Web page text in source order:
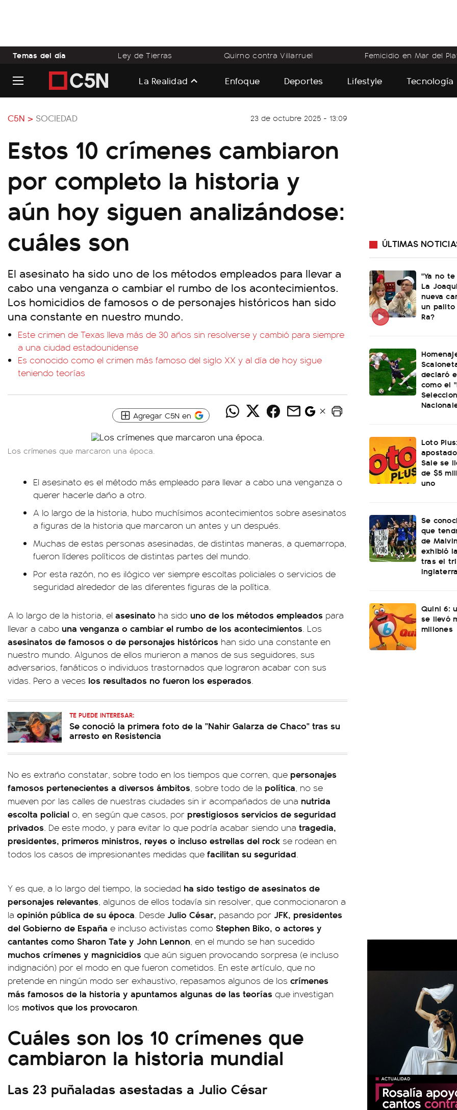
Temas del día Ley de Tierras Quirno contra Villarruel Femicidio en Mar del
La Realidad Enfoque Deportes Lifestyle Tecnología
C5N > SOCIEDAD 23 de octubre 2025 - 13:09
Estos 10 crímenes cambiaron
por completo la historia y
aún hoy siguen analizándose:
cuáles son
El asesinato ha sido uno de los métodos empleados para llevar a
cabo una venganza o cambiar el rumbo de los acontecimientos.
Los homicidios de famosos o de personajes históricos han sido
una constante en nuestro mundo.
Este crimen de Texas lleva más de 30 años sin resolverse y cambió para siempre
a una ciudad estadounidense
Es conocido como el crimen más famoso del siglo XX y al día de hoy sigue
teniendo teorías
Agregar C5N en
Los crímenes que marcaron una época.
El asesinato es el método más empleado para llevar a cabo una venganza o
querer hacerle daño a otro.
A lo largo de la historia, hubo muchísimos acontecimientos sobre asesinatos
a figuras de la historia que marcaron un antes y un después.
Muchas de estas personas asesinadas, de distintas maneras, a quemarropa,
fueron líderes políticos de distintas partes del mundo.
Por esta razón, no es ilógico ver siempre escoltas policiales o servicios de
seguridad alrededor de las diferentes figuras de la política.
A lo largo de la historia, el asesinato ha sido uno de los métodos empleados para
llevar a cabo una venganza o cambiar el rumbo de los acontecimientos. Los
asesinatos de famosos o de personajes históricos han sido una constante en
nuestro mundo. Algunos de ellos murieron a manos de sus seguidores, sus
adversarios, fanáticos o individuos trastornados que lograron acabar con sus
vidas. Pero a veces los resultados no fueron los esperados.
TE PUEDE INTERESAR:
Se conoció la primera foto de la "Nahir Galarza de Chaco" tras su
arresto en Resistencia
No es extraño constatar, sobre todo en los tiempos que corren, que personajes
famosos pertenecientes a diversos ámbitos, sobre todo de la política, no se
mueven por las calles de nuestras ciudades sin ir acompañados de una nutrida
escolta policial o, en según que casos, por prestigiosos servicios de seguridad
privados. De este modo, y para evitar lo que podría acabar siendo una tragedia,
presidentes, primeros ministros, reyes o incluso estrellas del rock se rodean en
todos los casos de impresionantes medidas que facilitan su seguridad.
Y es que, a lo largo del tiempo, la sociedad ha sido testigo de asesinatos de
personajes relevantes, algunos de ellos todavía sin resolver, que conmocionaron a
la opinión pública de su época. Desde Julio César, pasando por JFK, presidentes
del Gobierno de España e incluso activistas como Stephen Biko, o actores y
cantantes como Sharon Tate y John Lennon, en el mundo se han sucedido
muchos crímenes y magnicidios que aún siguen provocando sorpresa (e incluso
indignación) por el modo en que fueron cometidos. En este artículo, que no
pretende en ningún modo ser exhaustivo, repasamos algunos de los crímenes
más famosos de la historia y apuntamos algunas de las teorías que investigan
los motivos que los provocaron.
Cuáles son los 10 crímenes que
cambiaron la historia mundial
Las 23 puñaladas asestadas a Julio César
ÚLTIMAS
"Ya no
La
nueva
un palito
Ra?
declaró
como el
Loto
Sale se
de $5
uno
Se
que
de
exhibió
tras el
Inglaterra
Quini 6:
se llevó
millones